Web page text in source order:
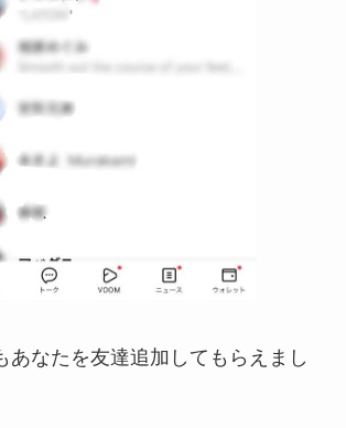
あなたを友達追加してもらえまし